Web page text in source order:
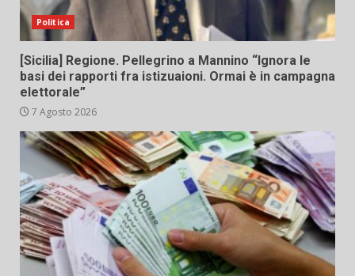
Politica
[Sicilia] Regione. Pellegrino a Mannino “Ignora le
basi dei rapporti fra istizuaioni. Ormai è in campagna
elettorale”
7 Agosto 2026